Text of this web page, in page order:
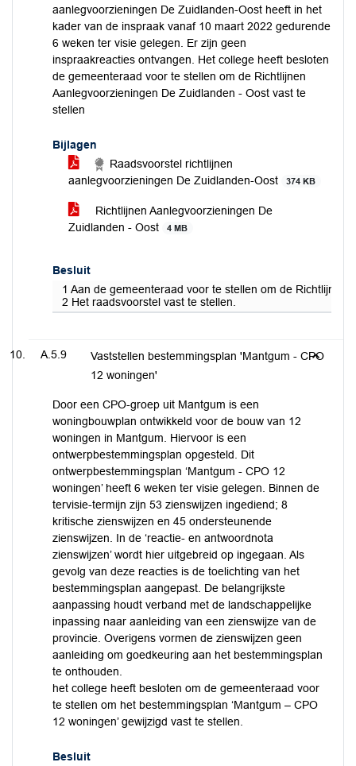
aanlegvoorzieningen De Zuidlanden-Oost heeft in het
kader van de inspraak vanaf 10 maart 2022 gedurende
6 weken ter visie gelegen. Er zijn geen
inspraakreacties ontvangen. Het college heeft besloten
de gemeenteraad voor te stellen om de Richtlijnen
Aanlegvoorzieningen De Zuidlanden - Oost vast te
stellen
Bijlagen
Raadsvoorstel richtlijnen
aanlegvoorzieningen De Zuidlanden-Oost
374 KB
Richtlijnen Aanlegvoorzieningen De
Zuidlanden - Oost
4 MB
Besluit
1 Aan de gemeenteraad voor te stellen om de
2 Het raadsvoorstel vast te stellen.
A.5.9
Vaststellen bestemmingsplan 'Mantgum - CPO
12 woningen'
Door een CPO-groep uit Mantgum is een
woningbouwplan ontwikkeld voor de bouw van 12
woningen in Mantgum. Hiervoor is een
ontwerpbestemmingsplan opgesteld. Dit
ontwerpbestemmingsplan ‘Mantgum - CPO 12
woningen’ heeft 6 weken ter visie gelegen. Binnen de
tervisie-termijn zijn 53 zienswijzen ingediend; 8
kritische zienswijzen en 45 ondersteunende
zienswijzen. In de ‘reactie- en antwoordnota
zienswijzen’ wordt hier uitgebreid op ingegaan. Als
gevolg van deze reacties is de toelichting van het
bestemmingsplan aangepast. De belangrijkste
aanpassing houdt verband met de landschappelijke
inpassing naar aanleiding van een zienswijze van de
provincie. Overigens vormen de zienswijzen geen
aanleiding om goedkeuring aan het bestemmingsplan
te onthouden.
het college heeft besloten om de gemeenteraad voor
te stellen om het bestemmingsplan ‘Mantgum – CPO
12 woningen’ gewijzigd vast te stellen.
Besluit